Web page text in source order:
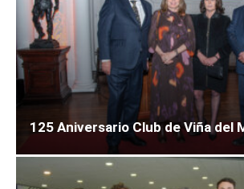
125 Aniversario Club de Viña del